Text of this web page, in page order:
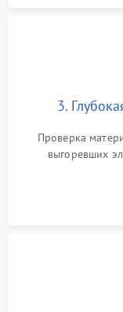
3.
Проверка
выгоревших
всасывания.